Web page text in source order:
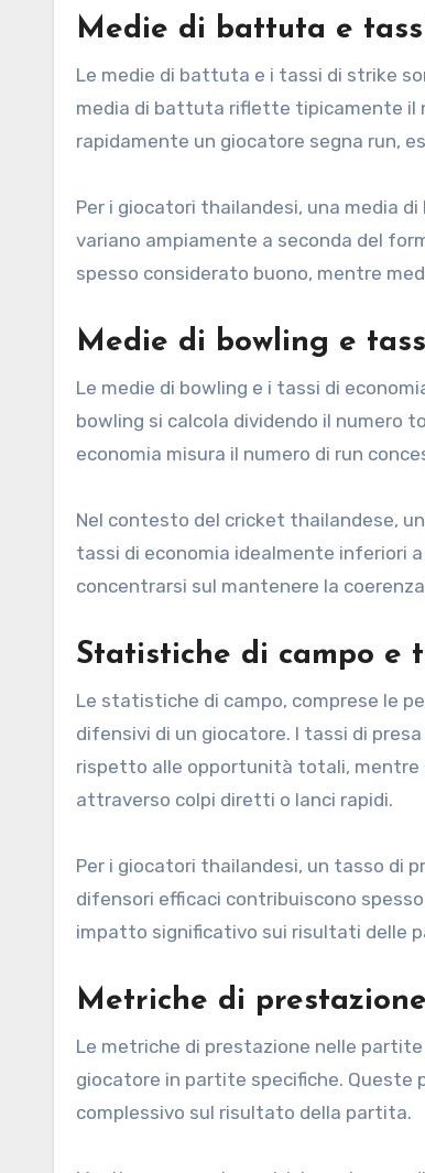
Medie di battuta e
Le medie di battuta e i tassi di strike
media di battuta riflette tipicamente il
rapidamente un giocatore segna run,
Per i giocatori thailandesi, una media
variano ampiamente a seconda del
spesso considerato buono, mentre
Medie di bowling e
Le medie di bowling e i tassi di
bowling si calcola dividendo il numero
economia misura il numero di run
Nel contesto del cricket thailandese,
tassi di economia idealmente inferiori
concentrarsi sul mantenere la
Statistiche di campo e
Le statistiche di campo, comprese le
difensivi di un giocatore. I tassi di
rispetto alle opportunità totali,
attraverso colpi diretti o lanci rapidi.
Per i giocatori thailandesi, un tasso di
difensori efficaci contribuiscono
impatto significativo sui risultati delle
Metriche di
Le metriche di prestazione nelle
giocatore in partite specifiche.
complessivo sul risultato della partita.